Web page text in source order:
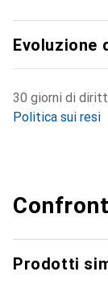
Evoluzione
30 giorni di
Politica sui resi
Prodotti